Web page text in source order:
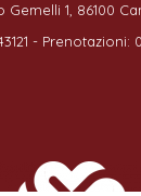
1, 86100
- Prenotazioni: